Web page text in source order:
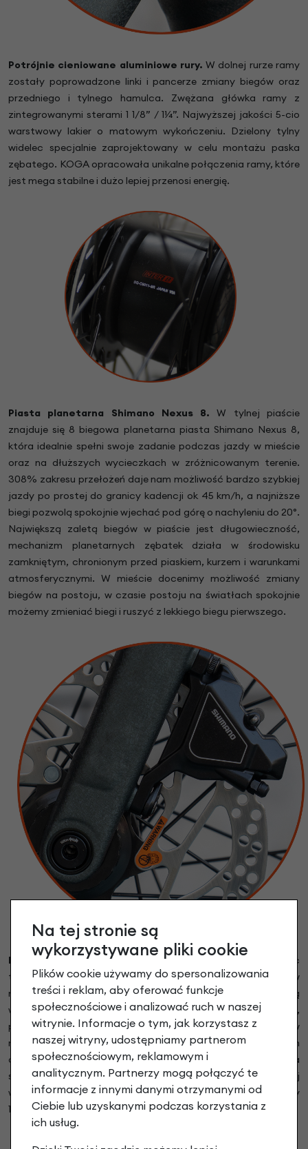
Potrójnie cieniowane aluminiowe rury. W dolnej rurze ramy
zostały poprowadzone linki i pancerze zmiany biegów oraz
przedniego i tylnego hamulca. Zwężana główka ramy z
zintegrowanymi sterami 1 1/8” / 1¼”. Najwyższej jakości 5-cio
warstwowy lakier o matowym wykończeniu. Dzielony tylny
widelec specjalnie zaprojektowany w celu montażu paska
zębatego. KOGA opracowała unikalne połączenia ramy, które
jest mega stabilne i dużo lepiej przenosi energię.
Piasta planetarna Shimano Nexus 8.W tylnej piaście
znajduje się 8 biegowa planetarna piasta Shimano Nexus 8,
która idealnie spełni swoje zadanie podczas jazdy w mieście
oraz na dłuższych wycieczkach w zróżnicowanym terenie.
308% zakresu przełożeń daje nam możliwość bardzo szybkiej
jazdy po prostej do granicy kadencji ok 45 km/h, a najniższe
biegi pozwolą spokojnie wjechać pod górę o nachyleniu do 20°.
Największą zaletą biegów w piaście jest długowieczność,
mechanizm planetarnych zębatek działa w środowisku
zamkniętym, chronionym przed piaskiem, kurzem i warunkami
atmosferycznymi. W mieście docenimy możliwość zmiany
biegów na postoju, w czasie postoju na światłach spokojnie
możemy zmieniać biegi i ruszyć z lekkiego biegu pierwszego.
Hydrauliczne hamulce tarczowe Shimano MT201.
Hamulec
tarczowy o dużej, precyzyjnie odmierzonej sile hamowania w
mocnej konstrukcji. Przeciwstawne tłoki zapobiegają
wibracjom. Naturalny olej mineralny jako płyn hydrauliczny,
przyjazny dla środowiska i nie jest toksyczny ani żrący, w
rowerowych hydraulicznych układach hamulcowych
optymalne medium działa. 3-palcowa dźwignia hamulcowa
stanowi punkt odniesienia w branży pod względem przystępnej
wydajności. Tarcze hamulcowe to Shimano RT-54 o średnicy
160mm.
Na tej stronie są
wykorzystywane pliki cookie
Plików cookie używamy do spersonalizowania
treści i reklam, aby oferować funkcje
społecznościowe i analizować ruch w naszej
witrynie. Informacje o tym, jak korzystasz z
naszej witryny, udostępniamy partnerom
społecznościowym, reklamowym i
analitycznym. Partnerzy mogą połączyć te
informacje z innymi danymi otrzymanymi od
Ciebie lub uzyskanymi podczas korzystania z
ich usług.